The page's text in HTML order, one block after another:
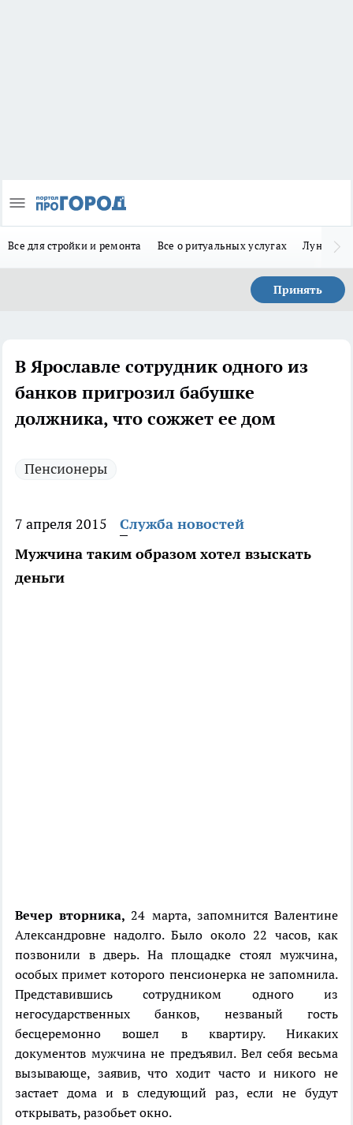
Все для стройки и ремонта Все о ритуальных услугах Лунно-
Принять
В Ярославле сотрудник одного из
банков пригрозил бабушке
должника, что сожжет ее дом
Пенсионеры
7 апреля 2015
Служба новостей
Мужчина таким образом хотел взыскать
деньги
Вечер вторника,24 марта, запомнится Валентине
Александровне надолго. Было около 22 часов, как
позвонили в дверь. На площадке стоял мужчина,
особых примет которого пенсионерка не запомнила.
Представившись сотрудником одного из
негосударственных банков, незваный гость
бесцеремонно вошел в квартиру. Никаких
документов мужчина не предъявил. Вел себя весьма
вызывающе, заявив, что ходит часто и никого не
застает дома и в следующий раз, если не будут
открывать, разобьет окно.